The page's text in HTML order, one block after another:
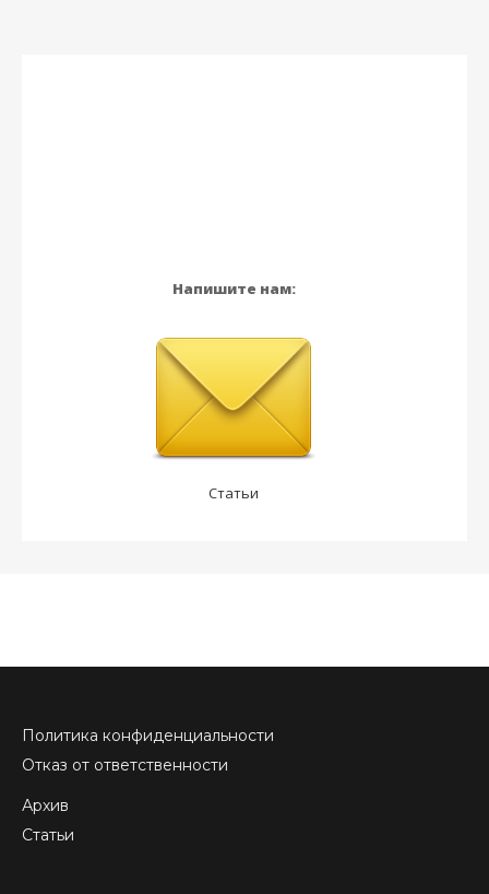
Напишите нам:
Статьи
Политика конфиденциальности
Отказ от ответственности
Архив
Статьи